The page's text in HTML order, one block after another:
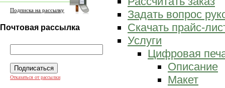
Подписка на рассылку
Почтовая рассылка
Отказаться от рассылки
Задать вопрос
Скачать прайс-
Услуги
Цифровая
Описание
Макет